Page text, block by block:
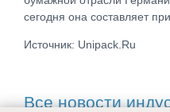
сегодня она составляет
Источник: Unipack.Ru
Все новости